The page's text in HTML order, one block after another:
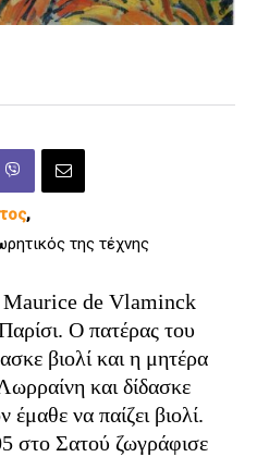
,
της τέχνης
de Vlaminck
Ο πατέρας του
βιολί και η μητέρα
και δίδασκε
να παίζει βιολί.
στο Σατού ζωγράφισε